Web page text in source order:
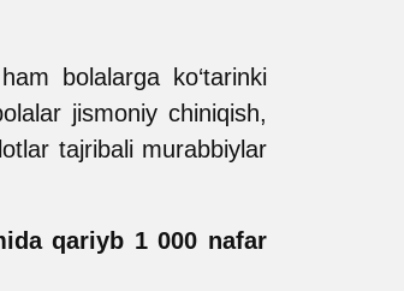
bolalarga ko‘tarinki
jismoniy chiniqish,
tajribali murabbiylar
qariyb 1 000 nafar